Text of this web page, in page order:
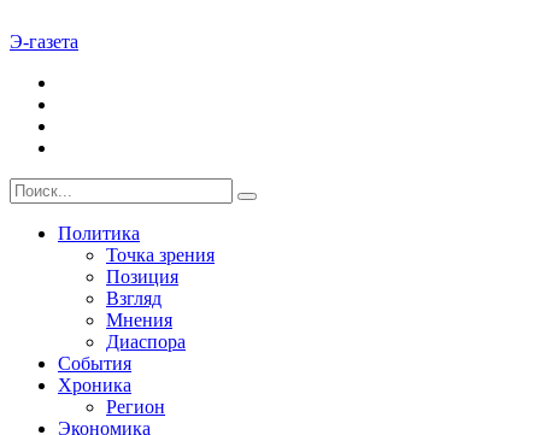
Э-газета
Политика
Точка зрения
Позиция
Взгляд
Мнения
Диаспора
События
Хроника
Регион
Экономика